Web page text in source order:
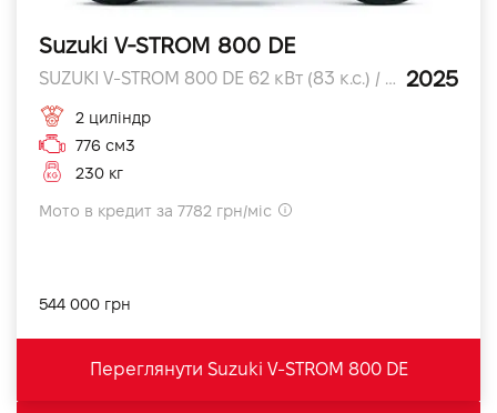
Suzuki V-STROM 800 DE
SUZUKI V-STROM 800 DE 62 кВт (83 к.с.) / 8,500 об/хв к.с. 2025
2 циліндр
776 см3
230 кг
Мото в кредит за 7782 грн/міс
544 000 грн
Переглянути Suzuki V-STROM 800 DE